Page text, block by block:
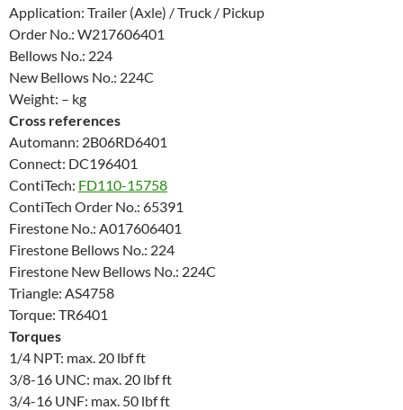
Application: Trailer (Axle) / Truck / Pickup
Order No.: W217606401
Bellows No.: 224
New Bellows No.: 224C
Weight: – kg
Cross references
Automann: 2B06RD6401
Connect: DC196401
ContiTech: FD110-15758
ContiTech Order No.: 65391
Firestone No.: A017606401
Firestone Bellows No.: 224
Firestone New Bellows No.: 224C
Triangle: AS4758
Torque: TR6401
Torques
1/4 NPT: max. 20 lbf ft
3/8-16 UNC: max. 20 lbf ft
3/4-16 UNF: max. 50 lbf ft